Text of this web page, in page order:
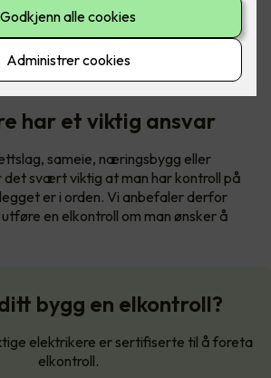
til å dokumentere kompetanse, og
kommuner, og
sertifiserte kontrollører iht. 405-3
el-kontrollforetak iht. 405-4.
har et viktig ansvar
sameie, næringsbygg eller
det svært viktig at man har kontroll på
er i orden. Vi anbefaler derfor
en elkontroll om man ønsker å
bygg en elkontroll?
elektrikere er sertifiserte til å foreta
elkontroll.